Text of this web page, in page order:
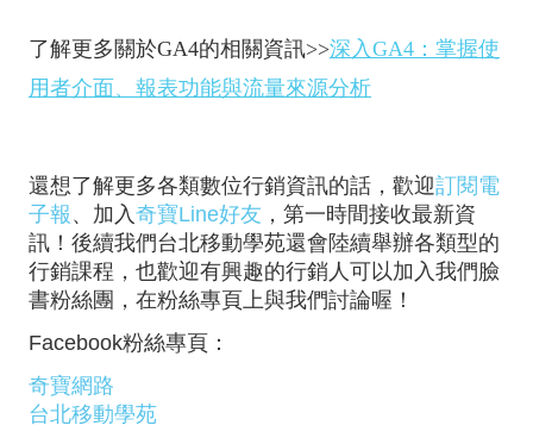
了解更多關於GA4的相關資訊>>深入GA4：掌握使
用者介面、報表功能與流量來源分析
還想了解更多各類數位行銷資訊的話，歡迎訂閱電
子報 、加入奇寶Line好友 ，第一時間接收最新資
訊！後續我們台北移動學苑還會陸續舉辦各類型的
行銷課程，也歡迎有興趣的行銷人可以加入我們臉
書粉絲團，在粉絲專頁上與我們討論喔！
Facebook粉絲專頁：
奇寶網路
台北移動學苑